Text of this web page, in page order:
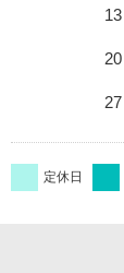
13
20
27
定休日